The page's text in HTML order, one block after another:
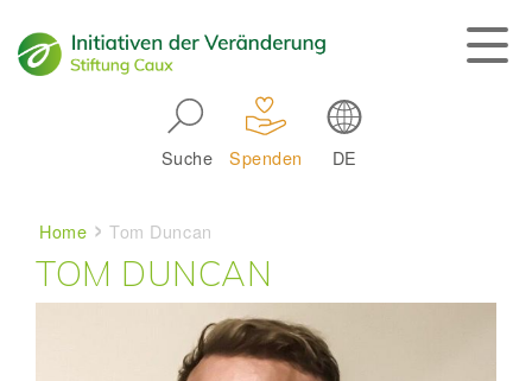
Suche Spenden DE
Breadcrumb
Home Tom Duncan
TOM DUNCAN